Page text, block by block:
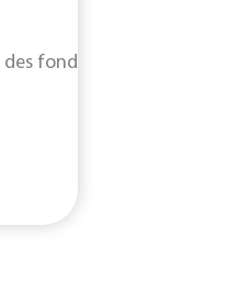
fondamentaux du SMI